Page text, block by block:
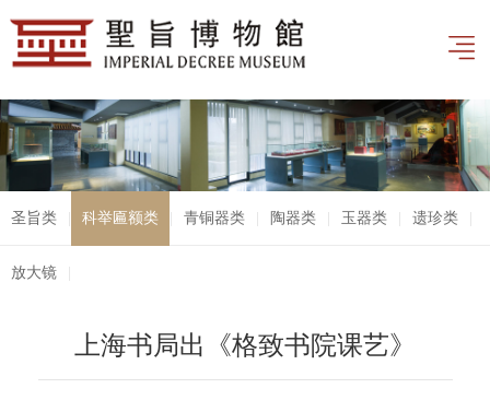
圣旨类 科举匾额类 青铜器类 陶器类 玉器类 遗珍类
放大镜
上海书局出《格致书院课艺》